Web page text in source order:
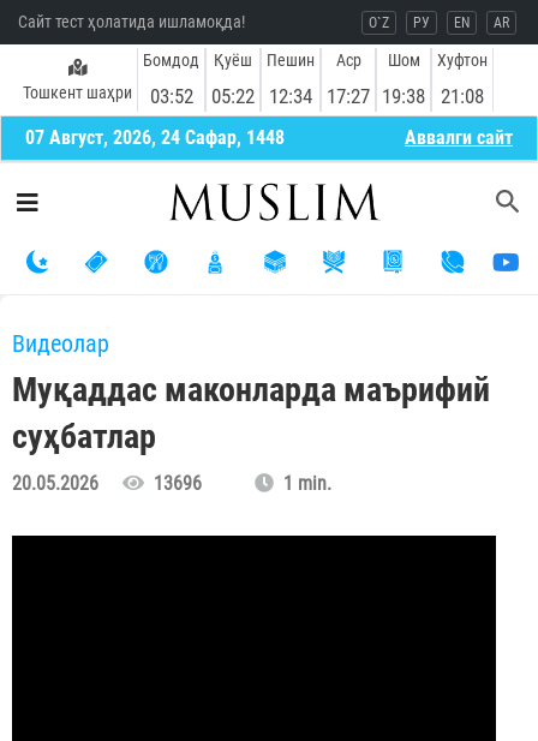
Сайт тест ҳолатида ишламоқда! O`Z РУ EN AR
Тошкент шаҳри
Бомдод
03:52
Қуёш
05:22
Пешин
12:34
Аср
17:27
Шом
19:38
Хуфтон
21:08
07 Август, 2026, 24 Сафар, 1448 Aввалги сайт
Видеолар
Муқаддас маконларда маърифий
суҳбатлар
20.05.2026 13696 1 min.